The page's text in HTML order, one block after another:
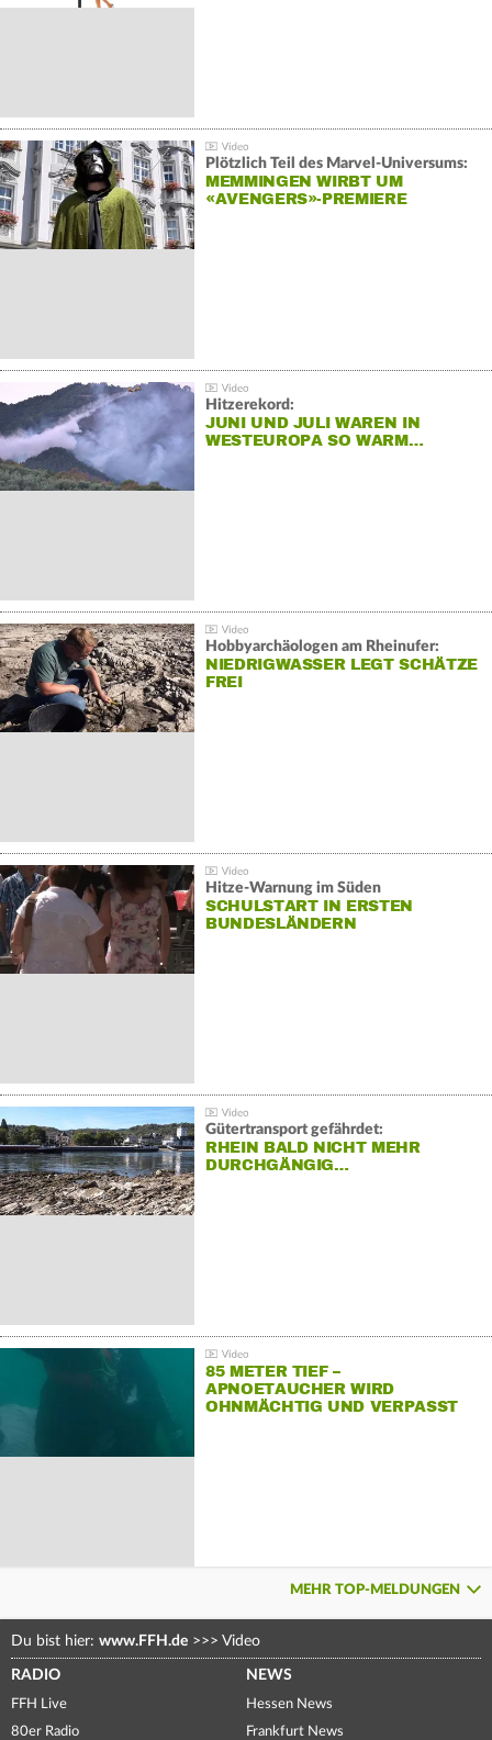
Plötzlich Teil des Marvel-Universums:
MEMMINGEN WIRBT UM
«AVENGERS»-PREMIERE
Hitzerekord:
JUNI UND JULI WAREN IN
WESTEUROPA SO WARM…
Hobbyarchäologen am Rheinufer:
NIEDRIGWASSER LEGT SCHÄTZE
FREI
Hitze-Warnung im Süden
SCHULSTART IN ERSTEN
BUNDESLÄNDERN
Gütertransport gefährdet:
RHEIN BALD NICHT MEHR
DURCHGÄNGIG…
85 METER TIEF –
APNOETAUCHER WIRD
OHNMÄCHTIG UND VERPASST
MEHR TOP-MELDUNGEN
Du bist hier: www.FFH.de >>> Video
RADIO
FFH Live
80er Radio
NEWS
Hessen News
Frankfurt News